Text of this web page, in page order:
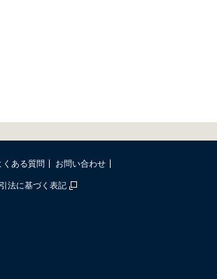
くある質問 お問い合わせ
法に基づく表記